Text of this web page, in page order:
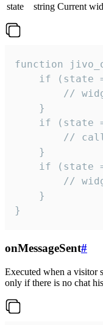
state string Current
function
if (state
//
    }
if (state
//
    }
if (state
//
    }
}
onMessageSent#
Executed when a visitor
only if there is no chat